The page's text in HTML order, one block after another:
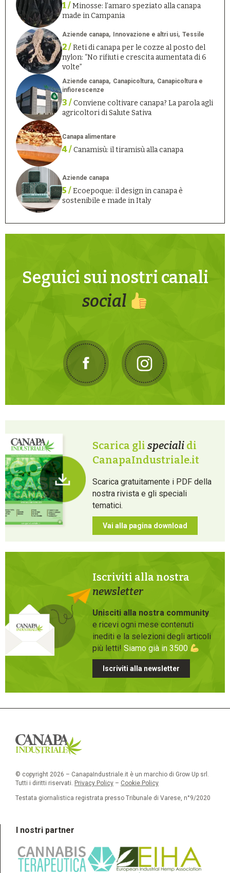
1 /Minosse: l’amaro speziato alla canapa
made in Campania
Aziende canapa Innovazione e altri usi Tessile
2 /Reti di canapa per le cozze al posto del
nylon: “No rifiuti e crescita aumentata di 6
volte”
Aziende canapa Canapicoltura
Canapicoltura e
infiorescenze
3 /Conviene coltivare canapa? La parola agli
agricoltori di Salute Sativa
Canapa alimentare
4 /Canamisù: il tiramisù alla canapa
Aziende canapa
5 /Ecoepoque: il design in canapa è
sostenibile e made in Italy
Seguici sui nostri canali
social
Scarica gli speciali di
CanapaIndustriale.it
Scarica gratuitamente i PDF della
nostra rivista e gli speciali
tematici.
Vai alla pagina download
Iscriviti alla nostra
newsletter
Unisciti alla nostra community
e ricevi ogni mese contenuti
inediti e la selezioni degli articoli
più letti! Siamo già in 3500
Iscriviti alla newsletter
© copyright 2026 – CanapaIndustriale.it è un marchio di Grow Up srl.
Tutti i diritti riservati. Privacy Policy – Cookie Policy
Testata giornalistica registrata presso Tribunale di Varese, n°9/2020
I nostri partner